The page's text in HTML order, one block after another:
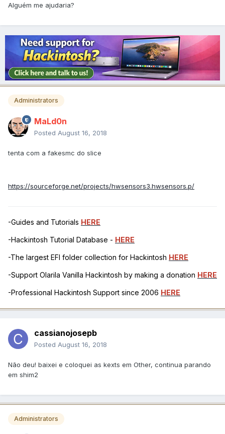
Alguém me ajudaria?
Administrators
MaLd0n
Posted August 16, 2018
tenta com a fakesmc do slice
https://sourceforge.net/projects/hwsensors3.hwsensors.p/
-Guides and Tutorials HERE
-Hackintosh Tutorial Database - HERE
-The largest EFI folder collection for Hackintosh HERE
-Support Olarila Vanilla Hackintosh by making a donation HERE
-Professional Hackintosh Support since 2006 HERE
cassianojosepb
Posted August 16, 2018
Não deu! baixei e coloquei as kexts em Other, continua parando
em shim2
Administrators